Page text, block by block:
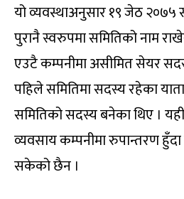
यो व्यवस्थाअनुसार १९ जेठ २०७५
पुरानै स्वरुपमा समितिको नाम
एउटै कम्पनीमा असीमित सेयर
पहिले समितिमा सदस्य रहेका
समितिको सदस्य बनेका थिए ।
व्यवसाय कम्पनीमा रुपान्तरण
सकेको छैन ।